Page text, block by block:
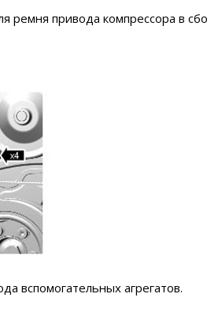
ремня привода компрессора в
вспомогательных агрегатов.